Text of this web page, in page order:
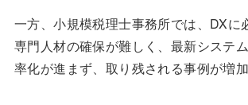
一方、小規模税理士事務所では、DXに
専門人材の確保が難しく、最新システ
率化が進まず、取り残される事例が増加